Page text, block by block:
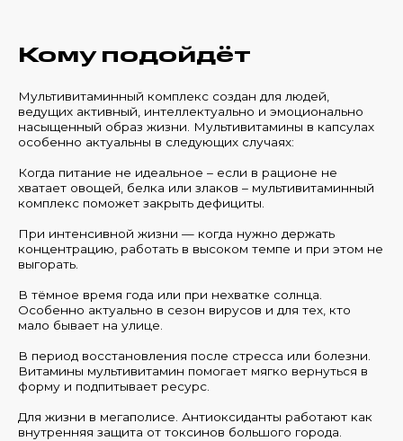
Кому подойдёт
Мультивитаминный комплекс создан для людей,
ведущих активный, интеллектуально и эмоционально
насыщенный образ жизни. Мультивитамины в капсулах
особенно актуальны в следующих случаях:
Когда питание не идеальное – если в рационе не
хватает овощей, белка или злаков – мультивитаминный
комплекс поможет закрыть дефициты.
При интенсивной жизни — когда нужно держать
концентрацию, работать в высоком темпе и при этом не
выгорать.
В тёмное время года или при нехватке солнца.
Особенно актуально в сезон вирусов и для тех, кто
мало бывает на улице.
В период восстановления после стресса или болезни.
Витамины мультивитамин помогает мягко вернуться в
форму и подпитывает ресурс.
Для жизни в мегаполисе. Антиоксиданты работают как
внутренняя защита от токсинов большого города.